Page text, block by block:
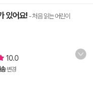
있어요!- 처음 읽는 어린이
10.0
변경